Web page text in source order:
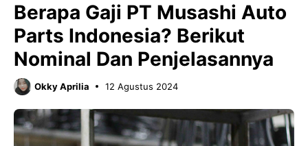
Berapa Gaji PT Musashi Auto
Parts Indonesia? Berikut
Nominal Dan Penjelasannya
Okky Aprilia 12 Agustus 2024